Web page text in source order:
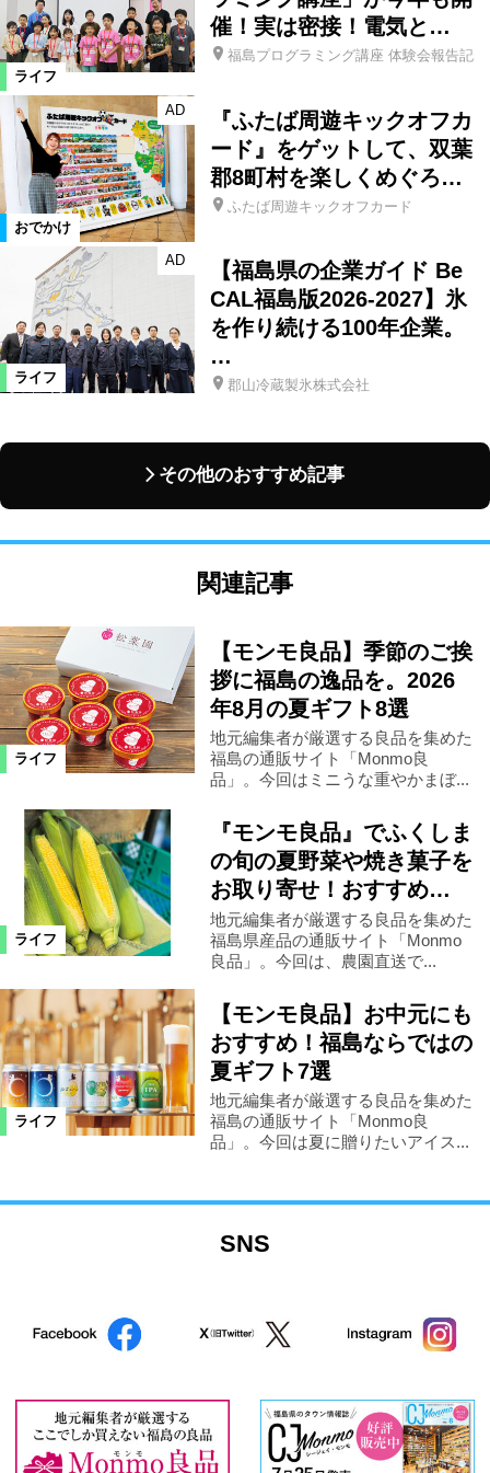
ライフ
催！実は密接！電気と…
福島プログラミング講座 体験会報告記
おでかけ
AD
『ふたば周遊キックオフカ
ード』をゲットして、双葉
郡8町村を楽しくめぐろ…
ふたば周遊キックオフカード
ライフ
AD
【福島県の企業ガイド Be
CAL福島版2026-2027】氷
を作り続ける100年企業。
…
郡山冷蔵製氷株式会社
その他のおすすめ記事
関連記事
ライフ
【モンモ良品】季節のご挨
拶に福島の逸品を。2026
年8月の夏ギフト8選
地元編集者が厳選する良品を集めた
福島の通販サイト「Monmo良
品」。今回はミニうな重やかまぼ...
ライフ
『モンモ良品』でふくしま
の旬の夏野菜や焼き菓子を
お取り寄せ！おすすめ…
地元編集者が厳選する良品を集めた
福島県産品の通販サイト「Monmo
良品」。今回は、農園直送で...
ライフ
【モンモ良品】お中元にも
おすすめ！福島ならではの
夏ギフト7選
地元編集者が厳選する良品を集めた
福島の通販サイト「Monmo良
品」。今回は夏に贈りたいアイス...
SNS